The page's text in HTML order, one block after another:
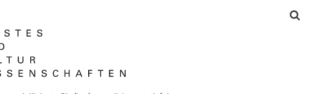
Jump directly to: content
Jump directly to: search
Jump directly to: main
term